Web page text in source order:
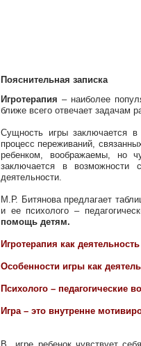
Пояснительная записка
Игротерапия– наиболее
ближе всего отвечает задачам
Сущность игры заключается
процесс переживаний,
ребенком, воображаемы, но
заключается в возможности
деятельности.
М.Р. Битянова предлагает
и ее психолого –
помощь детям.
Игротерапия как
Особенности игры как
Психолого – педагогические
Игра – это внутренне